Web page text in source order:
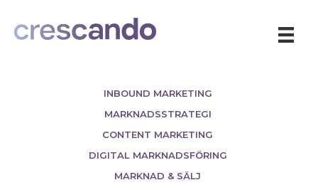
INBOUND MARKETING
MARKNADSSTRATEGI
CONTENT MARKETING
DIGITAL MARKNADSFÖRING
MARKNAD & SÄLJ